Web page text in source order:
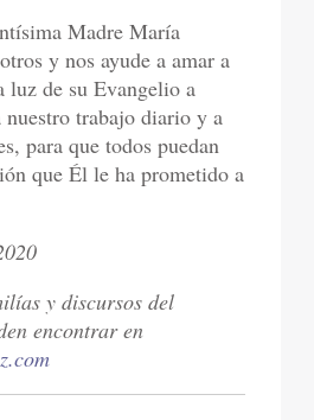
Madre María
y nos ayude a amar a
luz de su Evangelio a
nuestro trabajo diario y a
para que todos puedan
que Él le ha prometido a
y discursos del
encontrar en